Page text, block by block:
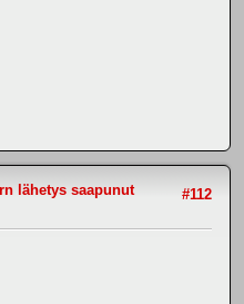
#112
lähetys saapunut